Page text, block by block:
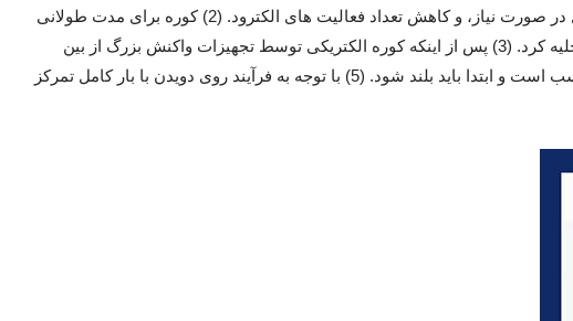
7) اقدامات احتیاطی: (1) فرآیند ذوب، بدون پدیده غیر طبیعی، ارسال بار کامل در صورت نیاز، و کاهش تعداد فعالیت های الکترود. (2) کوره برای مدت طولانی
تخلیه نمی شود و الکترود متحرک را می توان به زور به مدت 30 تا 40 دقیقه تخلیه کرد. (3) پس از اینکه کوره الکتریکی توسط تجهیزات واکنش بزرگ از بین
رفت یا زمان قطع برق طولانی شد، به الکترود فعال توجه کنید. (4) الکترود چسب است و ابتدا باید بلند شود. (5) با توجه به فرآیند روی دویدن با بار کامل تمرکز